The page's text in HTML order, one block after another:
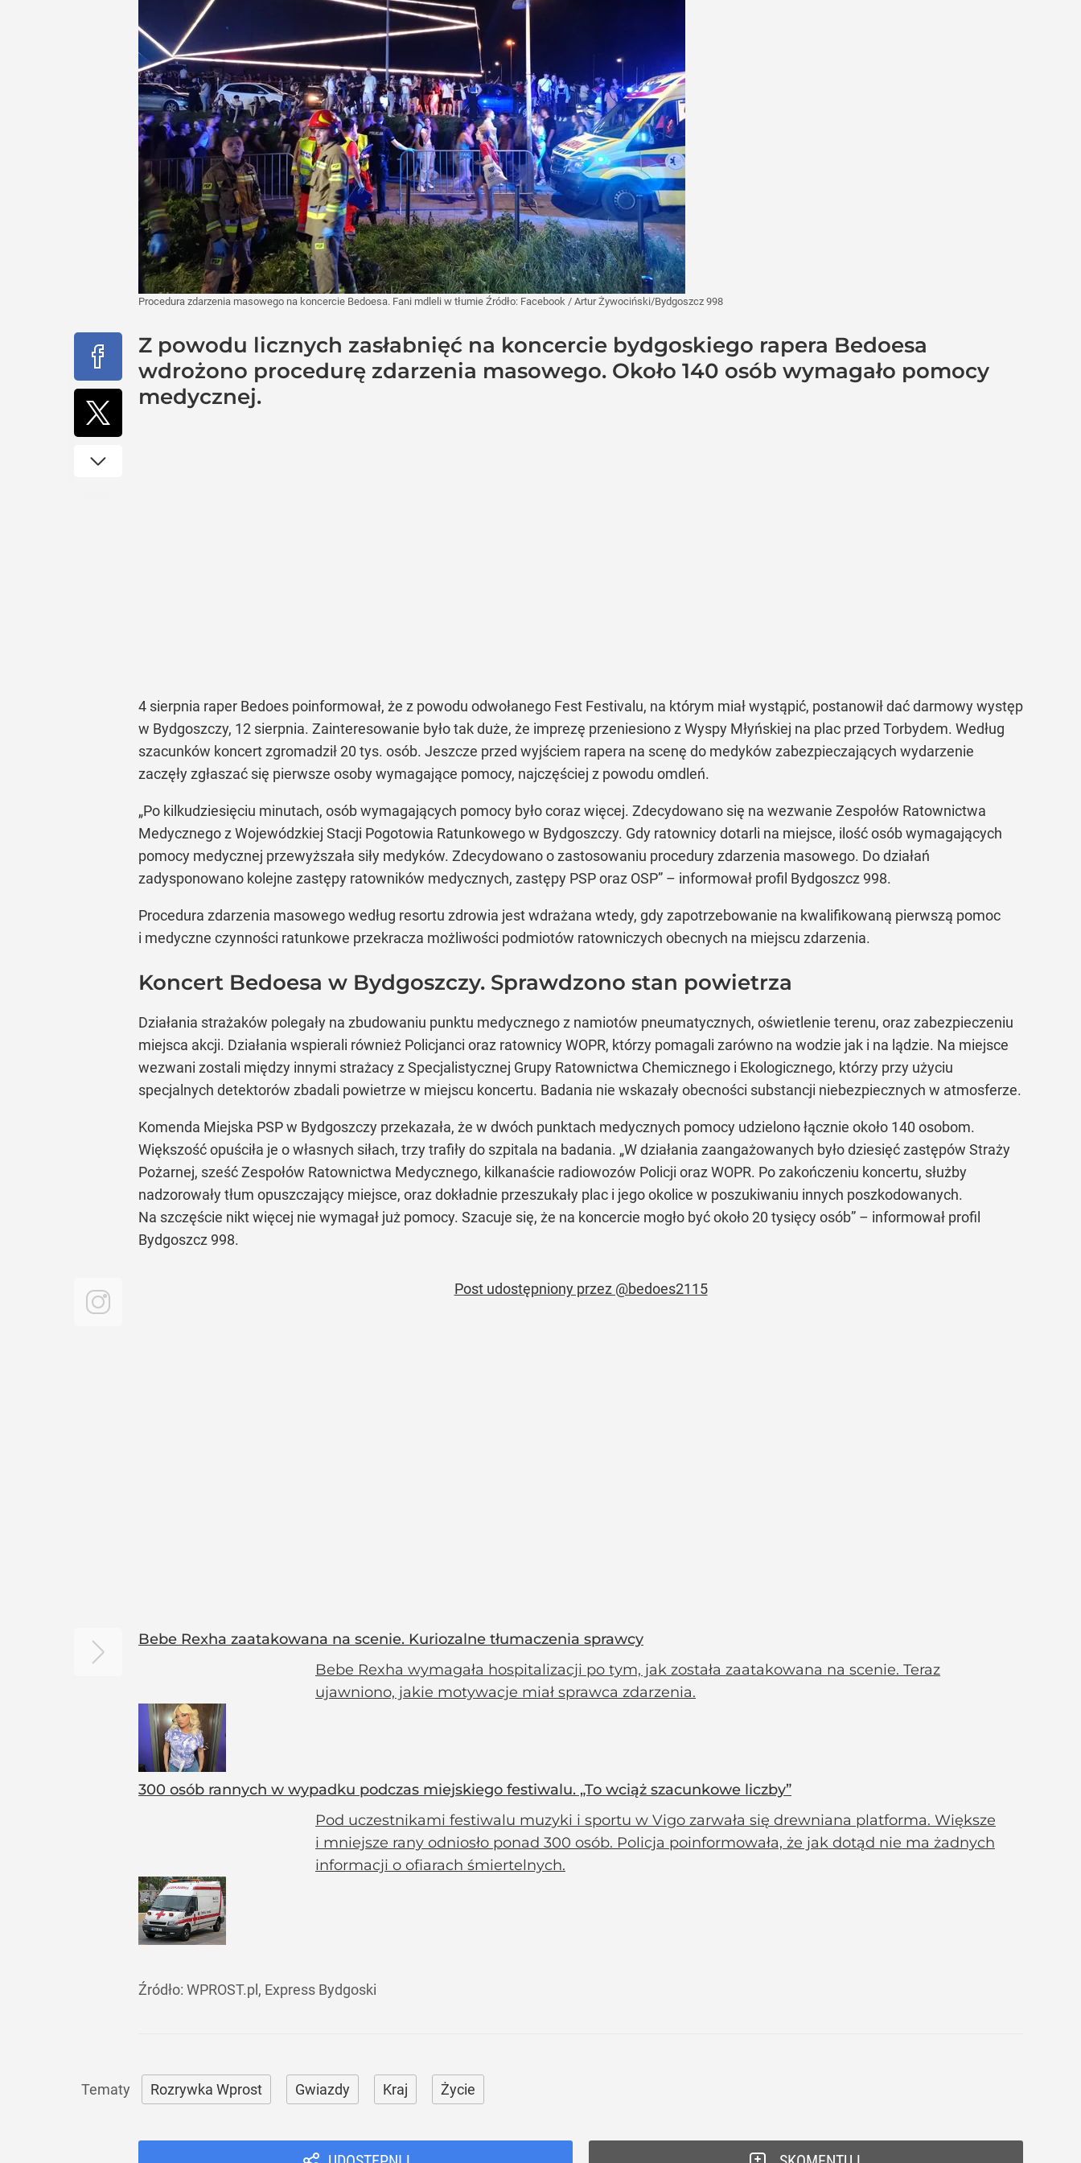
Procedura zdarzenia masowego na koncercie Bedoesa. Fani mdleli w tłumie Źródło: Facebook / Artur Żywociński/Bydgoszcz 998
Z powodu licznych zasłabnięć na koncercie bydgoskiego rapera Bedoesa
wdrożono procedurę zdarzenia masowego. Około 140 osób wymagało pomocy
medycznej.
4 sierpnia raper Bedoes poinformował, że z powodu odwołanego Fest Festivalu, na którym miał wystąpić, postanowił dać darmowy występ
w Bydgoszczy, 12 sierpnia. Zainteresowanie było tak duże, że imprezę przeniesiono z Wyspy Młyńskiej na plac przed Torbydem. Według
szacunków koncert zgromadził 20 tys. osób. Jeszcze przed wyjściem rapera na scenę do medyków zabezpieczających wydarzenie
zaczęły zgłaszać się pierwsze osoby wymagające pomocy, najczęściej z powodu omdleń.
„Po kilkudziesięciu minutach, osób wymagających pomocy było coraz więcej. Zdecydowano się na wezwanie Zespołów Ratownictwa
Medycznego z Wojewódzkiej Stacji Pogotowia Ratunkowego w Bydgoszczy. Gdy ratownicy dotarli na miejsce, ilość osób wymagających
pomocy medycznej przewyższała siły medyków. Zdecydowano o zastosowaniu procedury zdarzenia masowego. Do działań
zadysponowano kolejne zastępy ratowników medycznych, zastępy PSP oraz OSP” – informował profil Bydgoszcz 998.
Procedura zdarzenia masowego według resortu zdrowia jest wdrażana wtedy, gdy zapotrzebowanie na kwalifikowaną pierwszą pomoc
i medyczne czynności ratunkowe przekracza możliwości podmiotów ratowniczych obecnych na miejscu zdarzenia.
Koncert Bedoesa w Bydgoszczy. Sprawdzono stan powietrza
Działania strażaków polegały na zbudowaniu punktu medycznego z namiotów pneumatycznych, oświetlenie terenu, oraz zabezpieczeniu
miejsca akcji. Działania wspierali również Policjanci oraz ratownicy WOPR, którzy pomagali zarówno na wodzie jak i na lądzie. Na miejsce
wezwani zostali między innymi strażacy z Specjalistycznej Grupy Ratownictwa Chemicznego i Ekologicznego, którzy przy użyciu
specjalnych detektorów zbadali powietrze w miejscu koncertu. Badania nie wskazały obecności substancji niebezpiecznych w atmosferze.
Komenda Miejska PSP w Bydgoszczy przekazała, że w dwóch punktach medycznych pomocy udzielono łącznie około 140 osobom.
Większość opuściła je o własnych siłach, trzy trafiły do szpitala na badania. „W działania zaangażowanych było dziesięć zastępów Straży
Pożarnej, sześć Zespołów Ratownictwa Medycznego, kilkanaście radiowozów Policji oraz WOPR. Po zakończeniu koncertu, służby
nadzorowały tłum opuszczający miejsce, oraz dokładnie przeszukały plac i jego okolice w poszukiwaniu innych poszkodowanych.
Na szczęście nikt więcej nie wymagał już pomocy. Szacuje się, że na koncercie mogło być około 20 tysięcy osób” – informował profil
Bydgoszcz 998.
Post udostępniony przez @bedoes2115
Bebe Rexha zaatakowana na scenie. Kuriozalne tłumaczenia sprawcy
Bebe Rexha wymagała hospitalizacji po tym, jak została zaatakowana na scenie. Teraz
ujawniono, jakie motywacje miał sprawca zdarzenia.
300 osób rannych w wypadku podczas miejskiego festiwalu. „To wciąż szacunkowe liczby”
Pod uczestnikami festiwalu muzyki i sportu w Vigo zarwała się drewniana platforma. Większe
i mniejsze rany odniosło ponad 300 osób. Policja poinformowała, że jak dotąd nie ma żadnych
informacji o ofiarach śmiertelnych.
Źródło: WPROST.pl, Express Bydgoski
Rozrywka Wprost Gwiazdy Kraj Życie